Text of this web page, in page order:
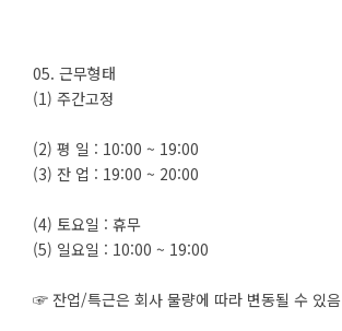
05. 근무형태
(1) 주간고정
(2) 평 일 : 10:00 ~ 19:00
(3) 잔 업 : 19:00 ~ 20:00
(4) 토요일 : 휴무
(5) 일요일 : 10:00 ~ 19:00
☞ 잔업/특근은 회사 물량에 따라 변동될 수 있음